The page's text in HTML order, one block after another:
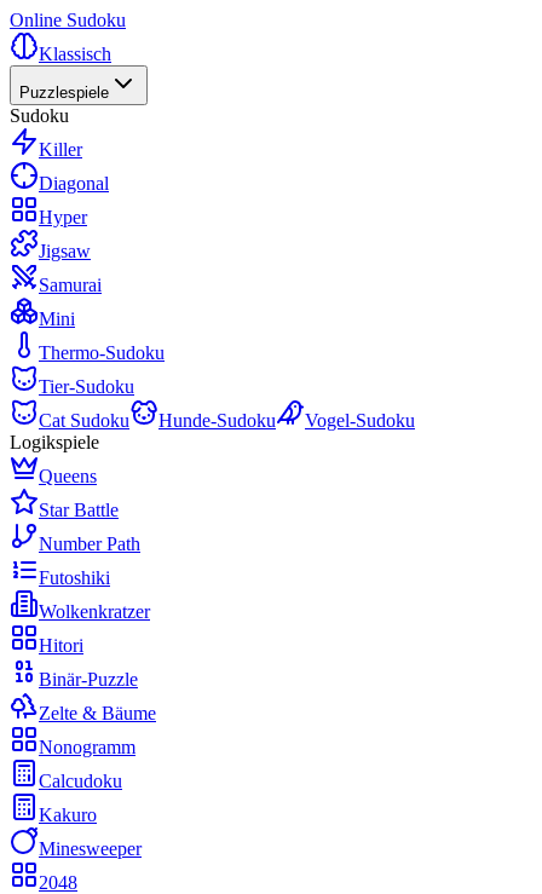
Online Sudoku
Klassisch
Puzzlespiele
Sudoku
Killer
Diagonal
Hyper
Jigsaw
Samurai
Mini
Thermo-Sudoku
Tier-Sudoku
Cat Sudoku
Hunde-Sudoku
Vogel-Sudoku
Logikspiele
Queens
Star Battle
Number Path
Futoshiki
Wolkenkratzer
Hitori
Binär-Puzzle
Zelte & Bäume
Nonogramm
Calcudoku
Kakuro
Minesweeper
2048